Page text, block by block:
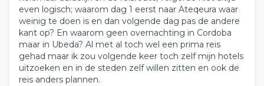
even logisch; waarom dag 1 eerst naar Ateqeura waar
weinig te doen is en dan volgende dag pas de andere
kant op? En waarom geen overnachting in Cordoba
maar in Ubeda? Al met al toch wel een prima reis
gehad maar ik zou volgende keer toch zelf mijn hotels
uitzoeken en in de steden zelf willen zitten en ook de
reis anders plannen.